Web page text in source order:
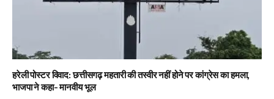
हरेली पोस्टर विवाद: छत्तीसगढ़ महतारी की तस्वीर नहीं होने पर कांग्रेस का हमला,
भाजपा ने कहा- मानवीय भूल